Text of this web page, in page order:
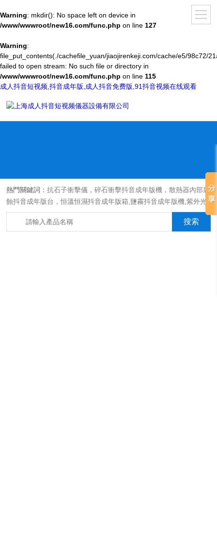
Warning: mkdir(): No space left on device in
/www/wwwroot/new16.com/func.php on line 127
Warning:
file_put_contents(./cachefile_yuan/jiaojirenkeji.com/cache/e5/98c72/
failed to open stream: No such file or directory in
/www/wwwroot/new16.com/func.php on line 115
成人抖音短视频,抖音成年版,成人抖音免费版,91抖音视频在线观看
熱門關鍵詞：抗石子衝擊儀，碎石衝擊抖音成年版機，散熱器內部腐
蝕抖音成年版台，恒溫恒濕抖音成年版箱,鹽霧抖音成年版機,紫外光
耐氣候老化抖音成年版箱,氙燈老化抖音成年版箱，沙塵抖音成年版
箱，淋雨抖音成年版箱，汽車內飾材料燃燒抖音成年版機